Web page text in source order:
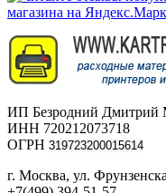
ИП Безродний Дмитрий
ИНН 720212073718
ОГРН 319723200015614
г. Москва, ул.